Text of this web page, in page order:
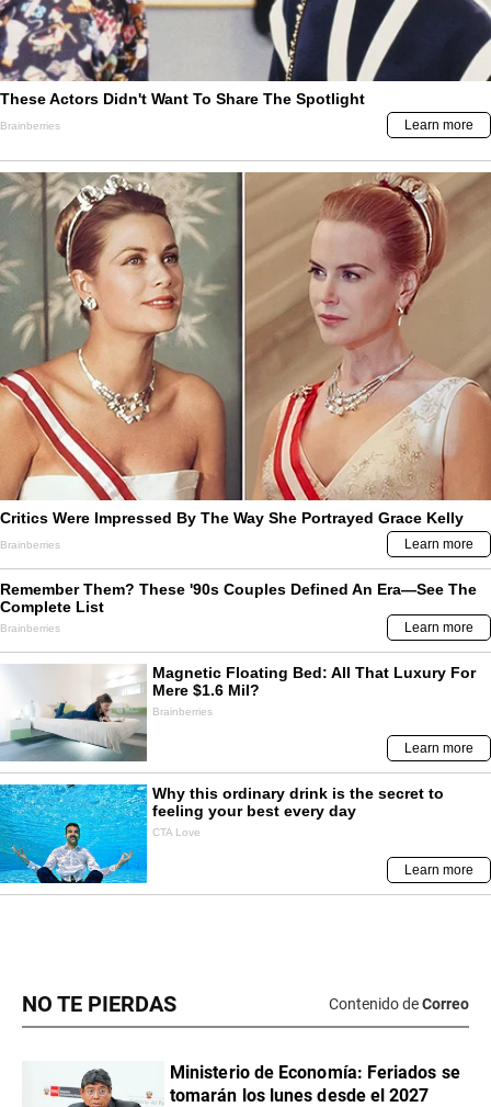
NO TE PIERDAS Contenido deCorreo
Ministerio de Economía: Feriados se
tomarán los lunes desde el 2027